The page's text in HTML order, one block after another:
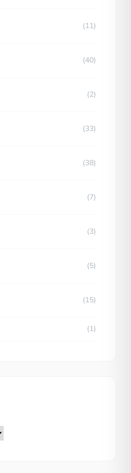
(11)
(40)
(2)
(33)
(38)
(7)
(3)
(5)
(15)
(1)